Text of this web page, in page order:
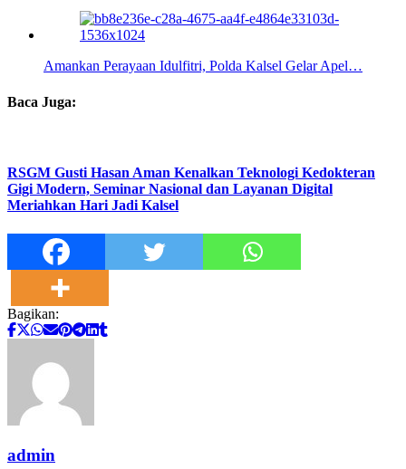
Amankan Perayaan Idulfitri, Polda Kalsel Gelar Apel…
Baca Juga:
RSGM Gusti Hasan Aman Kenalkan Teknologi Kedokteran
Gigi Modern, Seminar Nasional dan Layanan Digital
Meriahkan Hari Jadi Kalsel
Bagikan:
admin